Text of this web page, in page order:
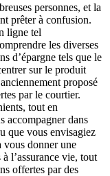
personnes, et la
prêter à confusion.
ligne tel
les diverses
d’épargne tels que le
sur le produit
proposé
par le courtier.
tout en
accompagner dans
que vous envisagiez
vous donner une
l’assurance vie, tout
offertes par des